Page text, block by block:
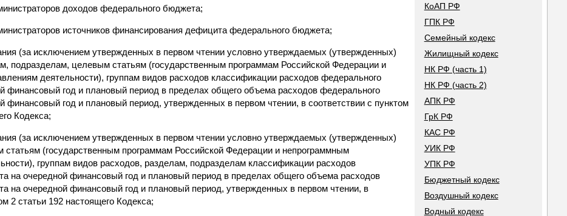
доходов федерального бюджета;
источников финансирования дефицита федерального бюджета;
(за исключением утвержденных в первом чтении условно утверждаемых (утвержденных)
подразделам, целевым статьям (государственным программам Российской Федерации и
деятельности), группам видов расходов классификации расходов федерального
финансовый год и плановый период в пределах общего объема расходов федерального
финансовый год и плановый период, утвержденных в первом чтении, в соответствии с пунктом
Кодекса;
(за исключением утвержденных в первом чтении условно утверждаемых (утвержденных)
статьям (государственным программам Российской Федерации и непрограммным
группам видов расходов, разделам, подразделам классификации расходов
на очередной финансовый год и плановый период в пределах общего объема расходов
на очередной финансовый год и плановый период, утвержденных в первом чтении, в
2 статьи 192 настоящего Кодекса;
КоАП РФ
ГПК РФ
Семейный кодекс
Жилищный кодекс
НК РФ (часть 1)
НК РФ (часть 2)
АПК РФ
ГрК РФ
КАС РФ
УИК РФ
УПК РФ
Бюджетный кодекс
Воздушный кодекс
Водный кодекс